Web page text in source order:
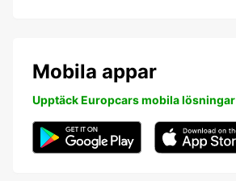
Mobila appar
Upptäck Europcars mobila lösningar